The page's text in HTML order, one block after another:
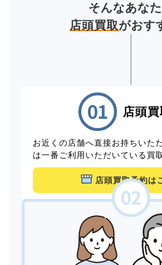
そんなあな
店頭買取がおす
店頭買
お近くの店舗へ直接お持ちいた
は一番ご利用いただいている買
店頭買取予約は